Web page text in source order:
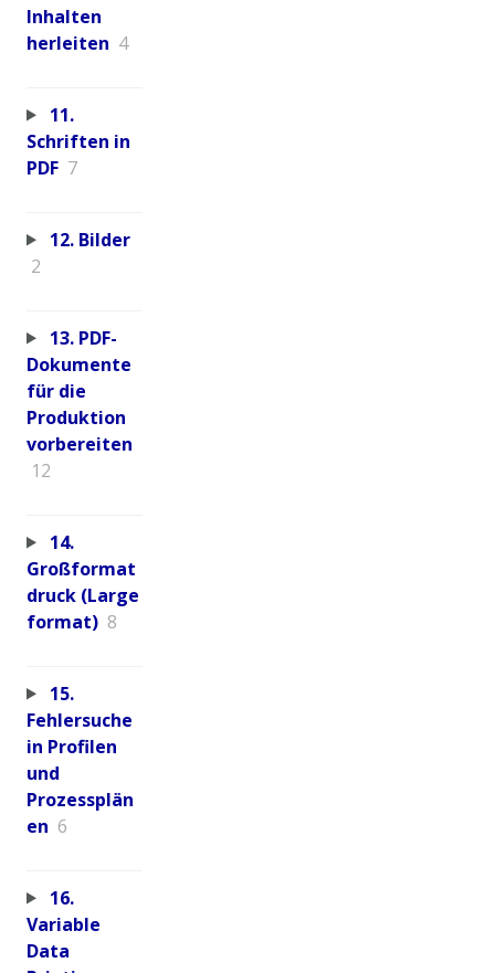
Inhalten
herleiten 4
11.
Schriften in
PDF 7
12. Bilder
2
13. PDF-
Dokumente
für die
Produktion
vorbereiten
12
14.
Großformat
druck (Large
format) 8
15.
Fehlersuche
in Profilen
und
Prozessplän
en 6
16.
Variable
Data